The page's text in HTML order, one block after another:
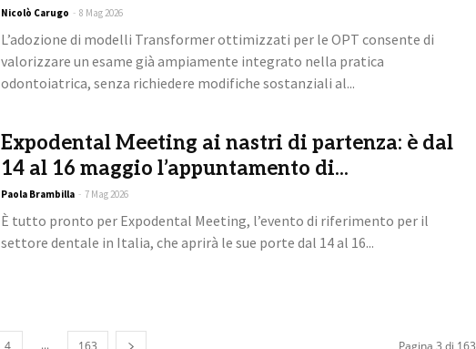
Nicolò Carugo - 8 Mag 2026
L’adozione di modelli Transformer ottimizzati per le OPT consente di
valorizzare un esame già ampiamente integrato nella pratica
odontoiatrica, senza richiedere modifiche sostanziali al...
Expodental Meeting ai nastri di partenza: è dal
14 al 16 maggio l’appuntamento di...
Paola Brambilla - 7 Mag 2026
È tutto pronto per Expodental Meeting, l’evento di riferimento per il
settore dentale in Italia, che aprirà le sue porte dal 14 al 16...
4 ... 163 Pagina 3 di 163